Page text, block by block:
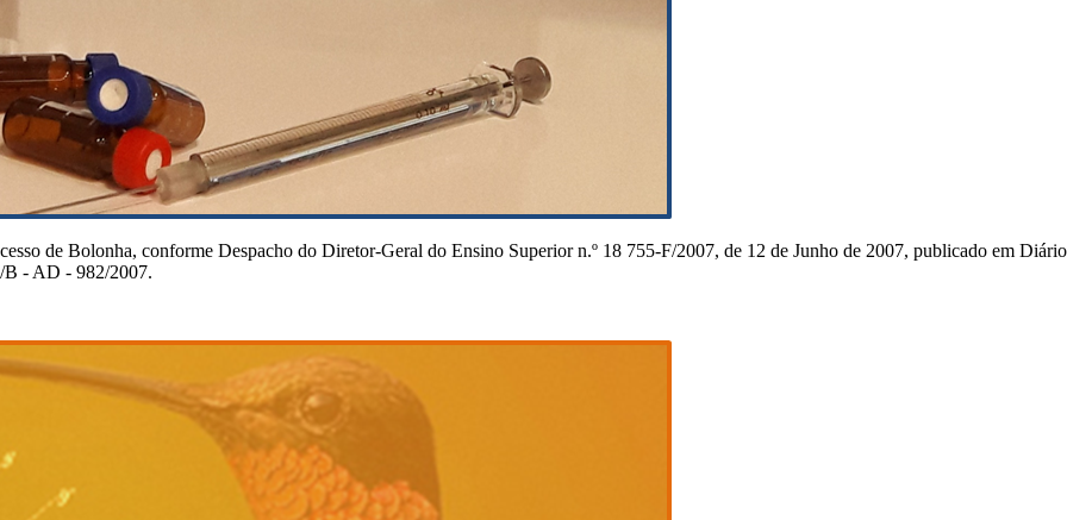
de Bolonha, conforme Despacho do Diretor-Geral do Ensino Superior n.º 18 755-F/2007, de 12 de Junho de 2007, publicado em Diário
B - AD - 982/2007.